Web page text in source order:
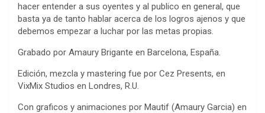
hacer entender a sus oyentes y al publico en general, que
basta ya de tanto hablar acerca de los logros ajenos y que
debemos empezar a luchar por las metas propias.
Grabado por Amaury Brigante en Barcelona, España.
Edición, mezcla y mastering fue por Cez Presents, en
VixMix Studios en Londres, R.U.
Con graficos y animaciones por Mautif (Amaury Garcia) en